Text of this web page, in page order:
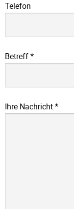
Telefon
Betreff*
Ihre Nachricht*